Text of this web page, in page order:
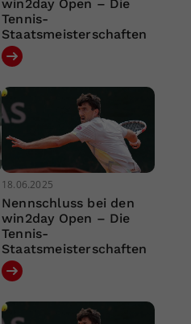
win2day Open – Die
Tennis-
Staatsmeisterschaften
18.06.2025
Nennschluss bei den
win2day Open – Die
Tennis-
Staatsmeisterschaften